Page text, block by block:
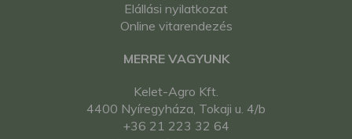
Elállási nyilatkozat
Online vitarendezés
MERRE VAGYUNK
Kelet-Agro Kft.
4400 Nyíregyháza, Tokaji u. 4/b
+36 21 223 32 64